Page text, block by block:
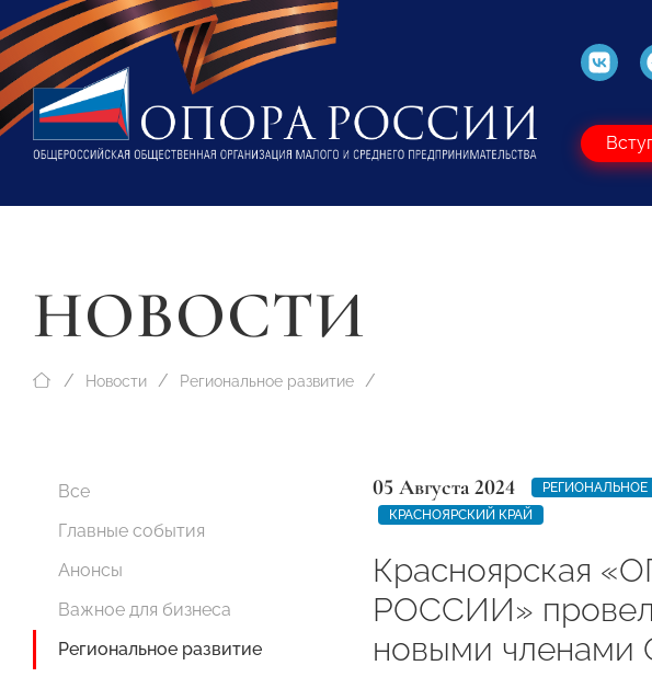
НОВОСТИ
Новости Региональное развитие
Все
Главные события
Анонсы
Важное для бизнеса
Региональное развитие
05 Августа 2024
РЕГИОНАЛЬНОЕ
КРАСНОЯРСКИЙ КРАЙ
Красноярская
РОССИИ»
новыми членами